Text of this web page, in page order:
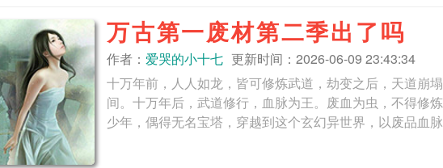
万古第一废材第二季出了吗
作者： 爱哭的小十七 更新时间：2026-06-09 23:43:34
十万年前，人人如龙，皆可修炼武道，劫变之后，天道崩
间。十万年后，武道修行，血脉为王。废血为虫，不得修